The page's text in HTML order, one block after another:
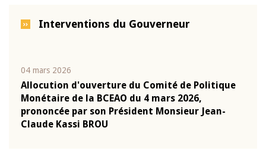
Interventions du Gouverneur
04 mars 2026
Allocution d'ouverture du Comité de Politique
Monétaire de la BCEAO du 4 mars 2026,
prononcée par son Président Monsieur Jean-
Claude Kassi BROU